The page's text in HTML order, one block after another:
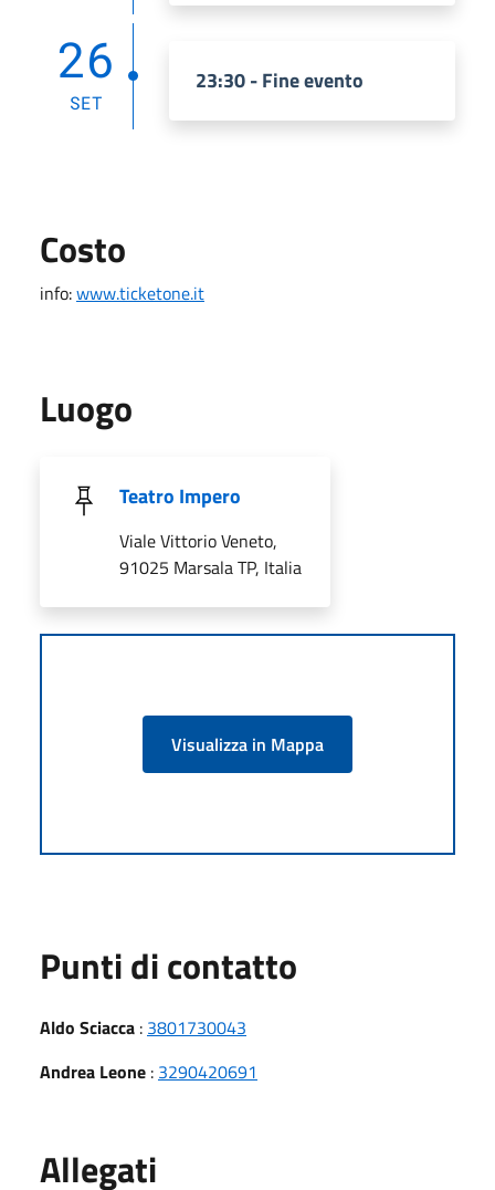
26
SET
23:30 - Fine evento
Costo
info:www.ticketone.it
Luogo
Teatro Impero
Viale Vittorio Veneto,
91025 Marsala TP, Italia
Visualizza in Mappa
Punti di contatto
Aldo Sciacca : 3801730043
Andrea Leone : 3290420691
Allegati